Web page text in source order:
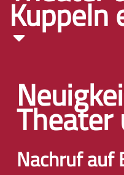
Kuppeln
Theater
Nachruf auf